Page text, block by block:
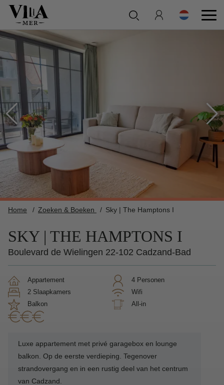
Home Zoeken & Boeken Sky | The Hamptons I
SKY | THE HAMPTONS I
Boulevard de Wielingen 22-102 Cadzand-Bad
Appartement
4 Personen
2 Slaapkamers
Wifi
balkon
All-in
Luxe appartement met privé garagebox en lounge
balkon. Op de eerste verdieping. Tegenover
strandovergang en in een rustig deel van het centrum
van Cadzand.